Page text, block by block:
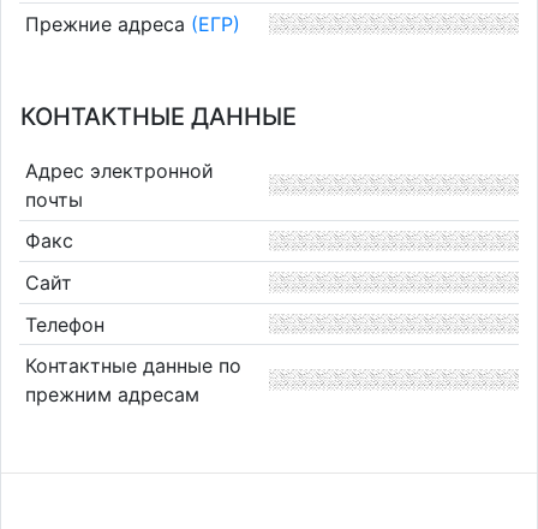
Прежние адреса (ЕГР)
КОНТАКТНЫЕ ДАННЫЕ
Адрес электронной
почты
Факс
Сайт
Телефон
Контактные данные по
прежним адресам